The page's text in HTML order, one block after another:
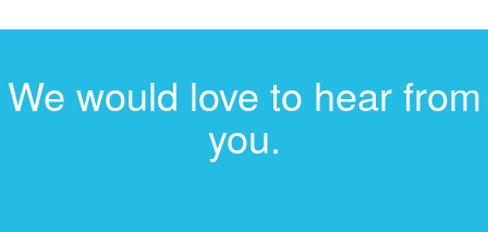
We would love to hear from
you.